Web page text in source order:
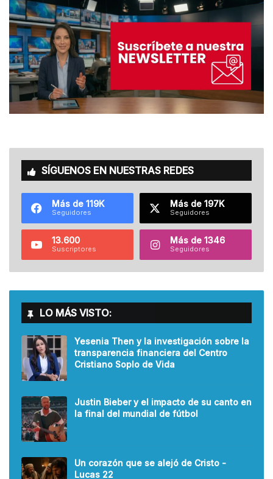
SÍGUENOS EN NUESTRAS REDES
Más de 119K
Seguidores
Más de 197K
Seguidores
13.600
Suscriptores
Más de 1346
Seguidores
LO MÁS VISTO:
Yesenia Then y la investigación sobre la
transparencia financiera del Centro
Cristiano Soplo de Vida
Justin Bieber y el impacto de su canto en
la final del mundial de fútbol
Un corazón que se alejó de Cristo -
Lucas 22